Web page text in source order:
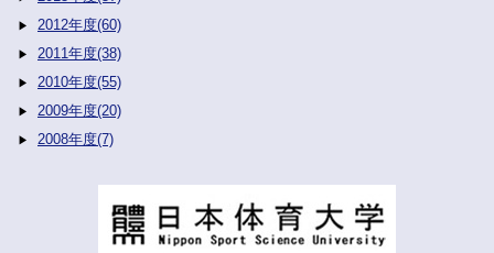
2012年度(60)
2011年度(38)
2010年度(55)
2009年度(20)
2008年度(7)